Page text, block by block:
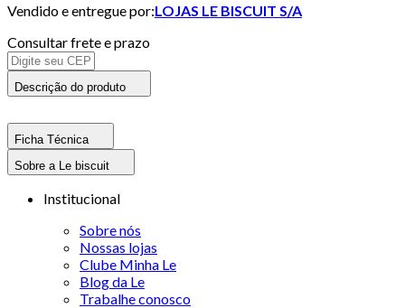
Vendido e entregue por:LOJAS LE BISCUIT S/A
Consultar frete e prazo
Descrição do produto
Ficha Técnica
Sobre a Le biscuit
Institucional
Sobre nós
Nossas lojas
Clube Minha Le
Blog da Le
Trabalhe conosco